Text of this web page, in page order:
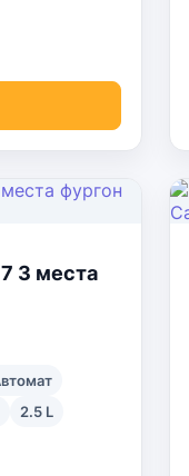
3 места
2.5 L